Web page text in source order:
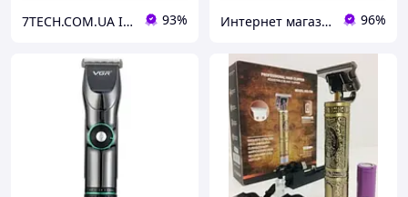
7TECH.COM.UA Інтернет-магазин 93% Интернет магазин Маячок 96%